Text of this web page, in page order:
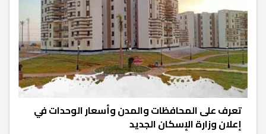
تعرف على المحافظات والمدن وأسعار الوحدات في
إعلان وزارة الإسكان الجديد